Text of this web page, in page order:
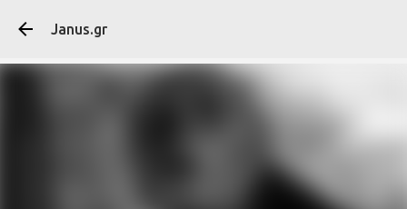
Janus.gr